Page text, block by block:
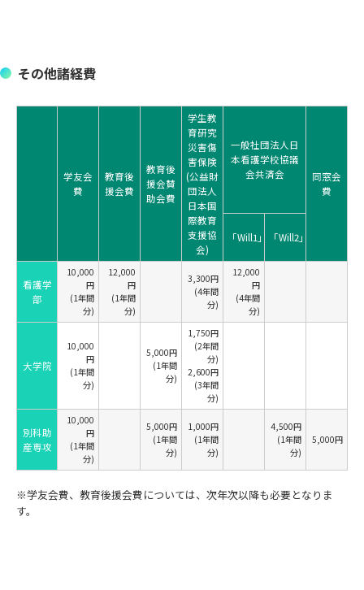
その他諸経費
学友会
費
教育後
援会費
教育後
援会賛
助会費
学生教
育研究
災害傷
害保険
(公益財
団法人
日本国
際教育
支援協
会)
一般社団法人日
本看護学校協議
会共済会
同窓会
費
「Will1」 「Will2」
看護学
部
10,000
円
(1年間
分)
12,000
円
(1年間
分)
3,300円
(4年間
分)
12,000
円
(4年間
分)
大学院
10,000
円
(1年間
分)
5,000円
(1年間
分)
1,750円
(2年間
分)
2,600円
(3年間
分)
別科助
産専攻
10,000
円
(1年間
分)
5,000円
(1年間
分)
1,000円
(1年間
分)
4,500円
(1年間
分)
5,000円
※学友会費、教育後援会費については、次年次以降も必要となりま
す。